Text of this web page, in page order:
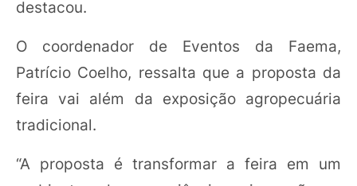
destacou.
O coordenador de Eventos da Faema,
Patrício Coelho, ressalta que a proposta da
feira vai além da exposição agropecuária
tradicional.
“A proposta é transformar a feira em um